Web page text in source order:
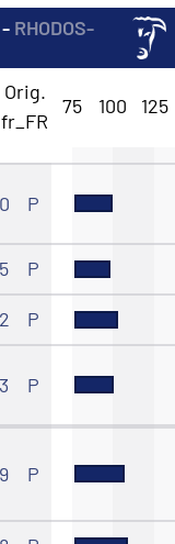
- RHODOS-
Orig.
fr_FR
75 100 125
P
P
P
P
P